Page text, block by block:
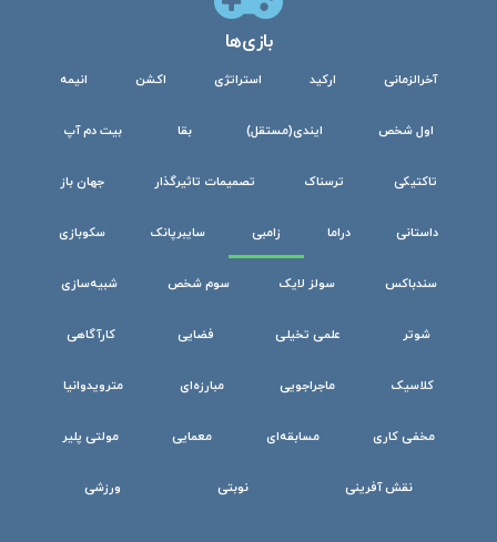
بازی‌ها
آخرالزمانی ارکید استراتژی اکشن انیمه
اول شخص ایندی(مستقل) بقا بیت دم آپ
تاکتیکی ترسناک تصمیمات تاثیرگذار جهان باز
داستانی دراما زامبی سایبرپانک سکوبازی
سندباکس سولز لایک سوم شخص شبیه‌سازی
شوتر علمی تخیلی فضایی کارآگاهی
کلاسیک ماجراجویی مبارزه‌ای مترویدوانیا
مخفی کاری مسابقه‌ای معمایی مولتی پلیر
نقش آفرینی نوبتی ورزشی